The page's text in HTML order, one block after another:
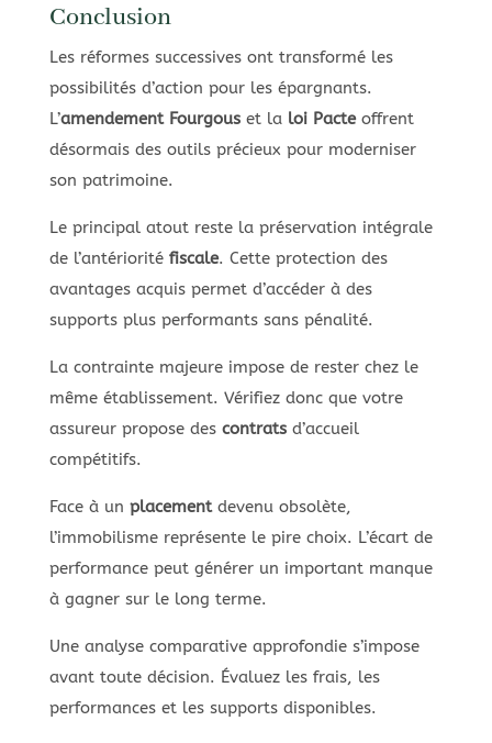
Conclusion
Les réformes successives ont transformé les
possibilités d’action pour les épargnants.
L’amendement Fourgouset la loi Pacteoffrent
désormais des outils précieux pour moderniser
son patrimoine.
Le principal atout reste la préservation intégrale
de l’antériorité fiscale. Cette protection des
avantages acquis permet d’accéder à des
supports plus performants sans pénalité.
La contrainte majeure impose de rester chez le
même établissement. Vérifiez donc que votre
assureur propose des contratsd’accueil
compétitifs.
Face à un placementdevenu obsolète,
l’immobilisme représente le pire choix. L’écart de
performance peut générer un important manque
à gagner sur le long terme.
Une analyse comparative approfondie s’impose
avant toute décision. Évaluez les frais, les
performances et les supports disponibles.